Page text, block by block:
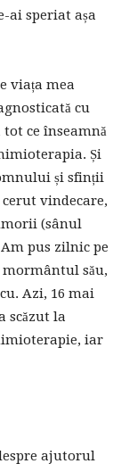
ai speriat așa
viața mea
cu
tot ce înseamnă
Și
și sfinții
vindecare,
(sânul
pus zilnic pe
său,
Azi, 16 mai
scăzut la
iar
ajutorul